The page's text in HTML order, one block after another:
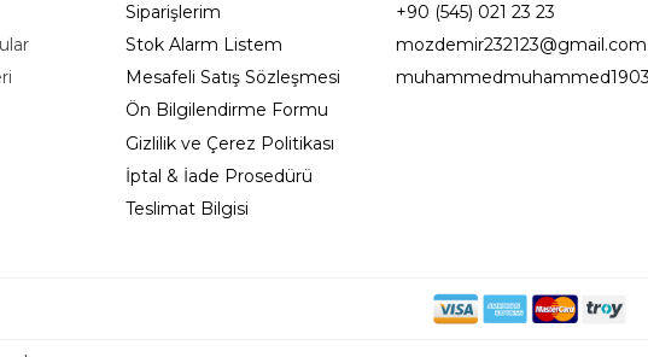
Siparişlerim
Stok Alarm Listem
Mesafeli Satış Sözleşmesi
Ön Bilgilendirme Formu
Gizlilik ve Çerez Politikası
İptal & İade Prosedürü
Teslimat Bilgisi
+90 (545) 021 23 23
mozdemir232123@gmail.com